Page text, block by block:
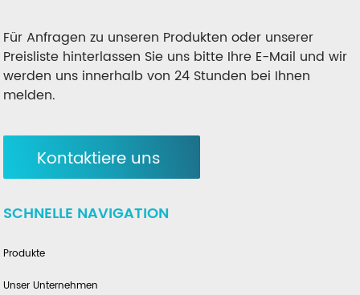
Für Anfragen zu unseren Produkten oder unserer
Preisliste hinterlassen Sie uns bitte Ihre E-Mail und wir
werden uns innerhalb von 24 Stunden bei Ihnen
melden.
Kontaktiere uns
SCHNELLE NAVIGATION
Produkte
Unser Unternehmen